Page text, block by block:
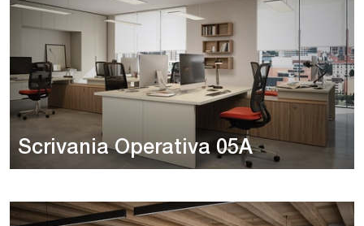
Scrivania Operativa 05A